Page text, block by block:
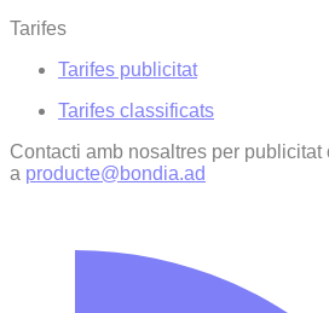
Tarifes
Tarifes publicitat
Tarifes classificats
Contacti amb nosaltres per
a producte@bondia.ad